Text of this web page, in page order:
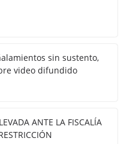
sin sustento,
video difundido
ANTE LA FISCALÍA